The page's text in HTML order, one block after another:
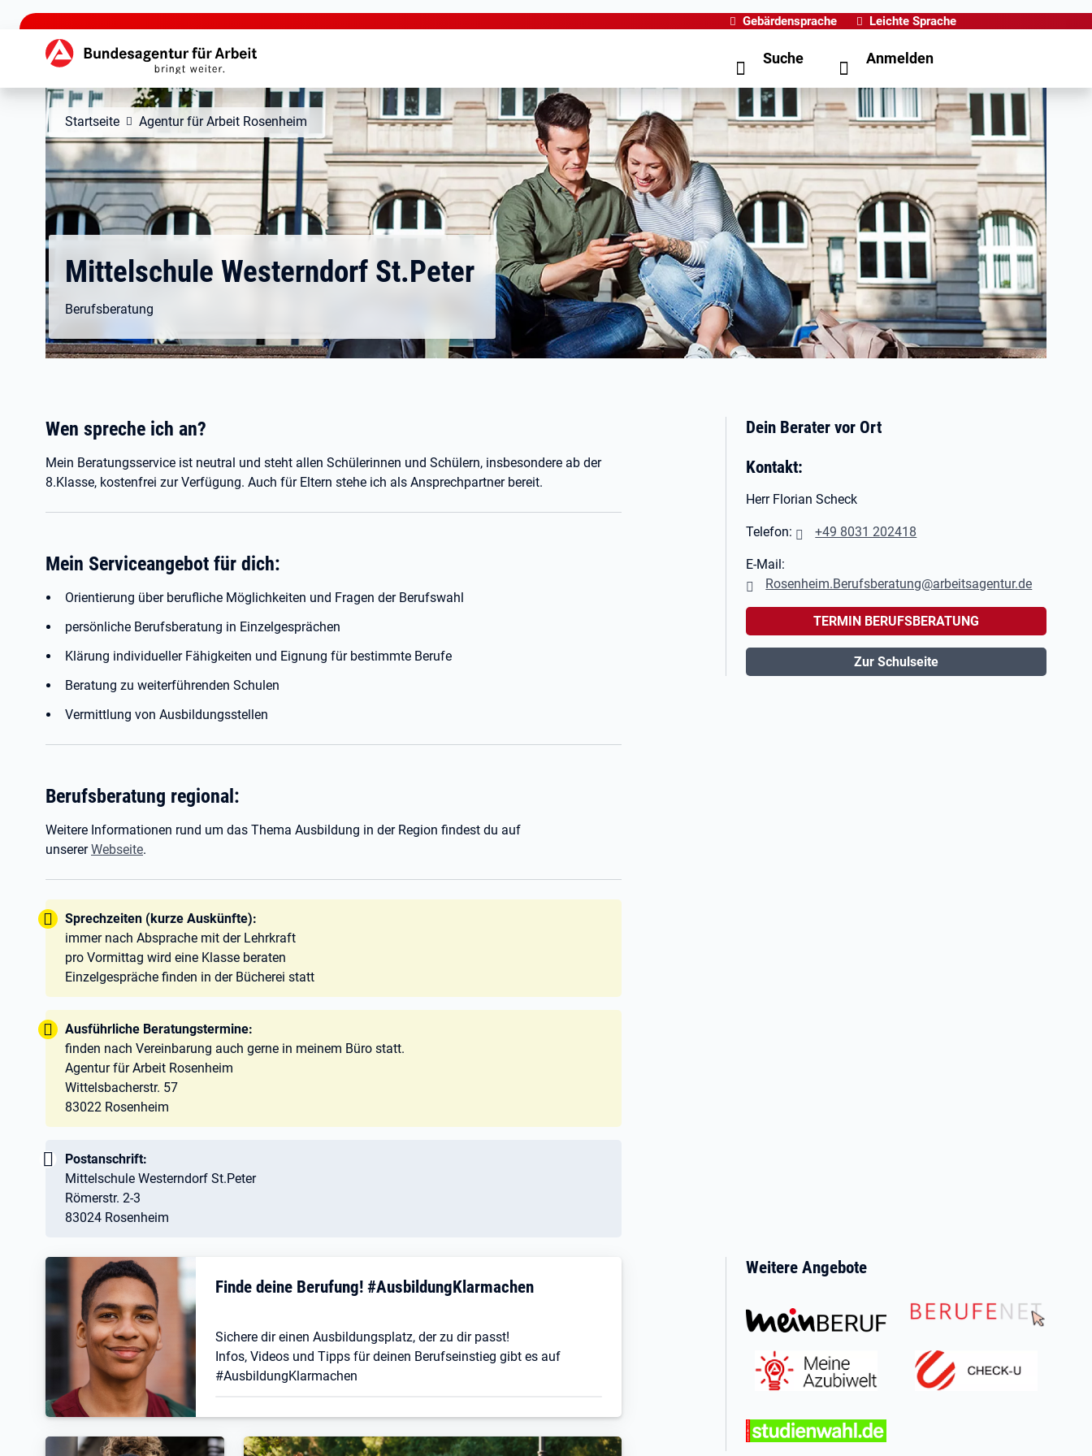
zu den Hauptinhalten springen
Gebärdensprache Leichte Sprache
Hauptnavigation Suche Anmelden
Startseite Agentur für Arbeit Rosenheim
Mittelschule Westerndorf St.Peter
Berufsberatung
Wen spreche ich an?
Mein Beratungsservice ist neutral und steht allen Schülerinnen und Schülern, insbesondere ab der
8.Klasse, kostenfrei zur Verfügung. Auch für Eltern stehe ich als Ansprechpartner bereit.
Mein Serviceangebot für dich:
Orientierung über berufliche Möglichkeiten und Fragen der Berufswahl
persönliche Berufsberatung in Einzelgesprächen
Klärung individueller Fähigkeiten und Eignung für bestimmte Berufe
Beratung zu weiterführenden Schulen
Vermittlung von Ausbildungsstellen
Berufsberatung regional:
Weitere Informationen rund um das Thema Ausbildung in der Region findest du auf
unsererWebseite.
Tipp:
Sprechzeiten (kurze Auskünfte):
immer nach Absprache mit der Lehrkraft
pro Vormittag wird eine Klasse beraten
Einzelgespräche finden in der Bücherei statt
Tipp:
Ausführliche Beratungstermine:
finden nach Vereinbarung auch gerne in meinem Büro statt.
Agentur für Arbeit Rosenheim
Wittelsbacherstr. 57
83022 Rosenheim
Wichtig:
Postanschrift:
Mittelschule Westerndorf St.Peter
Römerstr. 2-3
83024 Rosenheim
Dein Berater vor Ort
Kontakt:
Herr Florian Scheck
Telefon: +49 8031 202418
E-Mail:
Rosenheim.Berufsberatung@arbeitsagentur.de
TERMIN BERUFSBERATUNG
Zur Schulseite
Finde deine Berufung! #AusbildungKlarmachen
Sichere dir einen Ausbildungsplatz, der zu dir passt!
Infos, Videos und Tipps für deinen Berufseinstieg gibt es auf
#AusbildungKlarmachen
Weitere Angebote